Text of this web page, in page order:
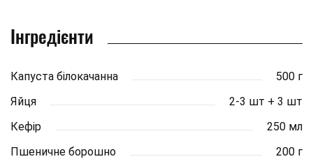
Інгредієнти
Капуста білокачанна
500 г
Яйця
2-3 шт + 3 шт
Кефір
250 мл
Пшеничне борошно
200 г